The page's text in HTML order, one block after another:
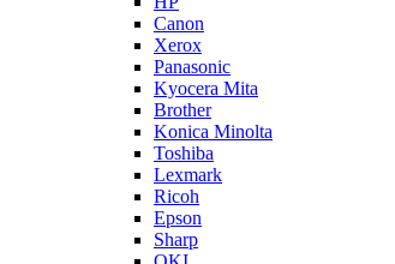
Canon
Xerox
Panasonic
Kyocera Mita
Brother
Konica Minolta
Toshiba
Lexmark
Ricoh
Epson
Sharp